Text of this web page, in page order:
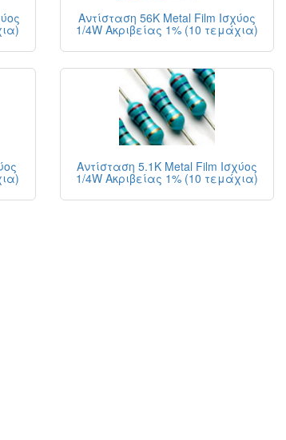
Αντίσταση 56K Metal Film Ισχύος
1/4W Ακριβείας 1% (10 τεμάχια)
Αντίσταση 5.1K Metal Film Ισχύος
1/4W Ακριβείας 1% (10 τεμάχια)